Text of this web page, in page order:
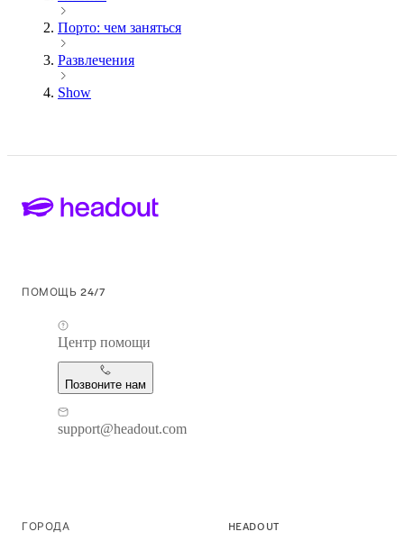
Порто: чем заняться
Развлечения
Show
ПОМОЩЬ 24/7
Центр помощи
Позвоните нам
support@headout.com
ГОРОДА HEADOUT